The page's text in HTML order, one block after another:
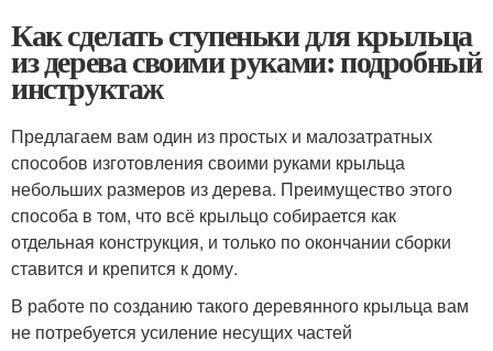
Как сделать ступеньки для крыльца
из дерева своими руками: подробный
инструктаж
Предлагаем вам один из простых и малозатратных
способов изготовления своими руками крыльца
небольших размеров из дерева. Преимущество этого
способа в том, что всё крыльцо собирается как
отдельная конструкция, и только по окончании сборки
ставится и крепится к дому.
В работе по созданию такого деревянного крыльца вам
не потребуется усиление несущих частей